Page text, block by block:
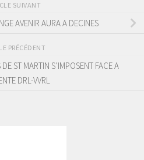
SUIVANT
AVENIR AURA A DECINES
PRÉCÉDENT
ST MARTIN S’IMPOSENT FACE A
DRL-VVRL